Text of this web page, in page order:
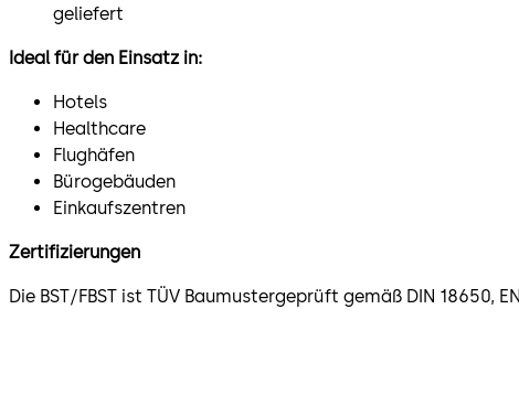
geliefert
Ideal für den Einsatz in:
Hotels
Healthcare
Flughäfen
Bürogebäuden
Einkaufszentren
Zertifizierungen
Die BST/FBST ist TÜV Baumustergeprüft gemäß DIN 18650,